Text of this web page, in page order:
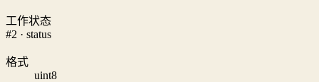
工作状态
#2 · status
格式
uint8